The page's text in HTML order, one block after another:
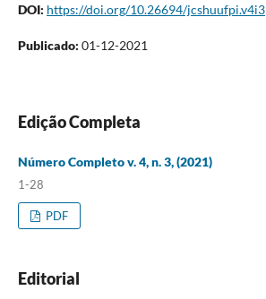
DOI: https://doi.org/10.26694/jcshuufpi.v4i3
Publicado: 01-12-2021
Edição Completa
Número Completo v. 4, n. 3, (2021)
1-28
PDF
Editorial